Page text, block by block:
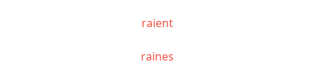
raient
raines